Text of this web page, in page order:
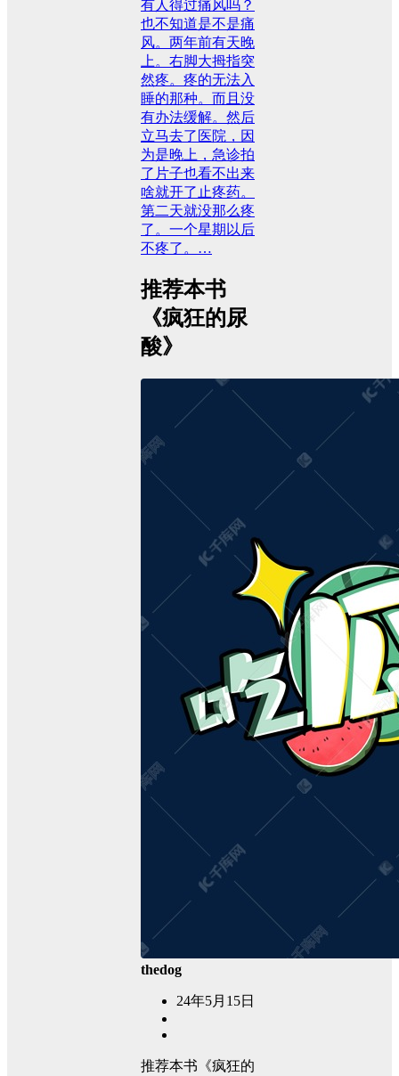
有人得过痛风吗？
也不知道是不是痛
风。两年前有天晚
上。右脚大拇指突
然疼。疼的无法入
睡的那种。而且没
有办法缓解。然后
立马去了医院，因
为是晚上，急诊拍
了片子也看不出来
啥就开了止疼药。
第二天就没那么疼
了。一个星期以后
不疼了。…
推荐本书
《疯狂的尿
酸》
thedog
24年5月15日
推荐本书《疯狂的